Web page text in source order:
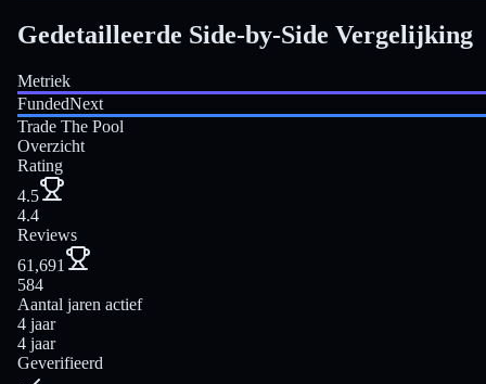
Gedetailleerde Side-by-Side Vergelijking
Metriek
FundedNext
Trade The Pool
Overzicht
Rating
4.5
4.4
Reviews
61,691
584
Aantal jaren actief
4 jaar
4 jaar
Geverifieerd